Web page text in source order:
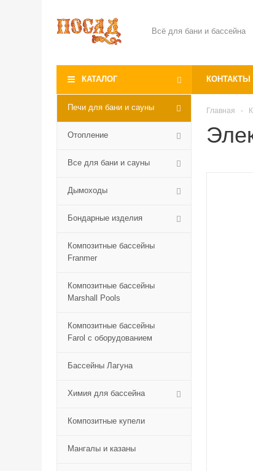
Всё для бани и бассейна
КАТАЛОГ КОНТАКТЫ
Печи для бани и сауны
Отопление
Все для бани и сауны
Дымоходы
Бондарные изделия
Композитные бассейны
Franmer
Композитные бассейны
Marshall Pools
Композитные бассейны
Farol с оборудованием
Бассейны Лагуна
Химия для бассейна
Композитные купели
Мангалы и казаны
Главная -